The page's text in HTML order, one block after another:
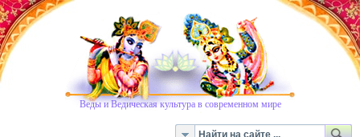
Веды и Ведическая культура в современном мире